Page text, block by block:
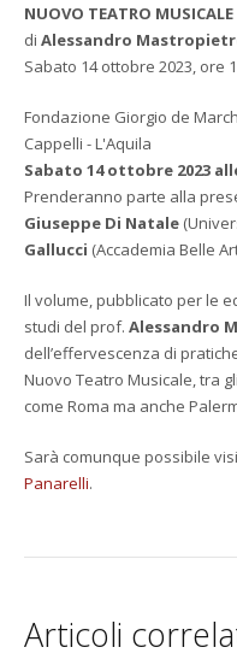
NUOVO TEATRO
di Alessandro
Sabato 14 ottobre 2023, ore
Fondazione Giorgio de
Cappelli - L'Aquila
Sabato 14 ottobre 2023
Prenderanno parte alla
Giuseppe Di Natale
Gallucci (Accademia Belle
Il volume, pubblicato per le
studi del prof. Alessandro
dell’effervescenza di
Nuovo Teatro Musicale, tra
come Roma ma anche
Sarà comunque possibile
Panarelli.
Articoli